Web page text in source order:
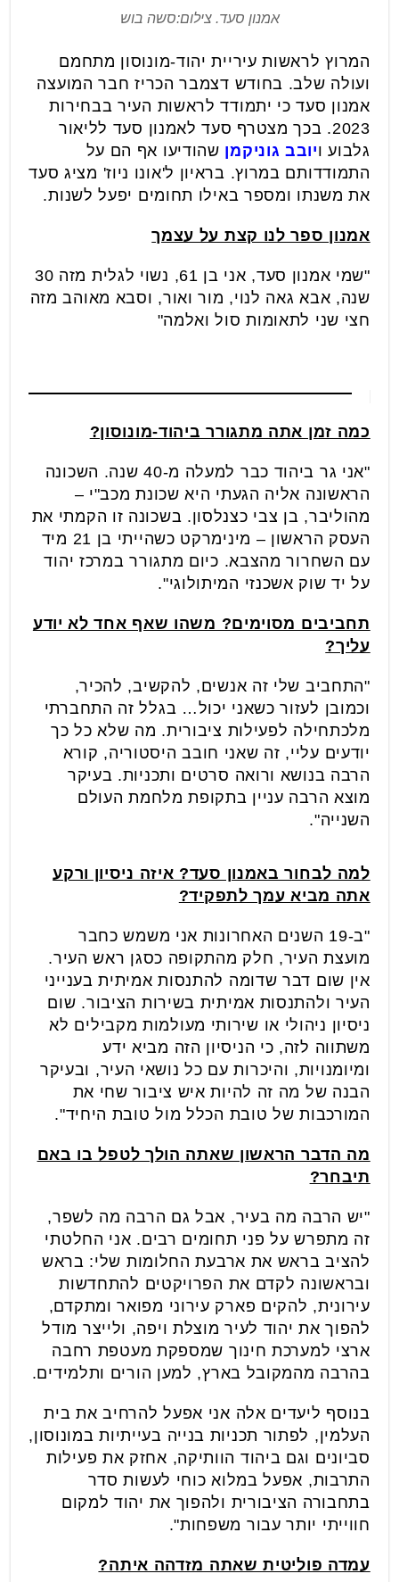
אמנון סעד. צילום:סשה בוש
המרוץ לראשות עיריית יהוד-מונוסון מתחמם
ועולה שלב. בחודש דצמבר הכריז חבר המועצה
אמנון סעד כי יתמודד לראשות העיר בבחירות
2023. בכך מצטרף סעד לאמנון סעד לליאור
גלבוע ויובב גוניקמן שהודיעו אף הם על
התמודדותם במרוץ. בראיון ל'אונו ניוז' מציג סעד
את משנתו ומספר באילו תחומים יפעל לשנות.
אמנון ספר לנו קצת על עצמך
"שמי אמנון סעד, אני בן 61, נשוי לגלית מזה 30
שנה, אבא גאה לנוי, מור ואור, וסבא מאוהב מזה
חצי שני לתאומות סול ואלמה"
כמה זמן אתה מתגורר ביהוד-מונוסון?
"אני גר ביהוד כבר למעלה מ-40 שנה. השכונה
הראשונה אליה הגעתי היא שכונת מכב"י –
מהוליבר, בן צבי כצנלסון. בשכונה זו הקמתי את
העסק הראשון – מינימרקט כשהייתי בן 21 מיד
עם השחרור מהצבא. כיום מתגורר במרכז יהוד
על יד שוק אשכנזי המיתולוגי".
תחביבים מסוימים? משהו שאף אחד לא יודע
עליך?
"התחביב שלי זה אנשים, להקשיב, להכיר,
וכמובן לעזור כשאני יכול… בגלל זה התחברתי
מלכתחילה לפעילות ציבורית. מה שלא כל כך
יודעים עליי, זה שאני חובב היסטוריה, קורא
הרבה בנושא ורואה סרטים ותכניות. בעיקר
מוצא הרבה עניין בתקופת מלחמת העולם
השנייה".
למה לבחור באמנון סעד? איזה ניסיון ורקע
אתה מביא עמך לתפקיד?
"ב-19 השנים האחרונות אני משמש כחבר
מועצת העיר, חלק מהתקופה כסגן ראש העיר.
אין שום דבר שדומה להתנסות אמיתית בענייני
העיר ולהתנסות אמיתית בשירות הציבור. שום
ניסיון ניהולי או שירותי מעולמות מקבילים לא
משתווה לזה, כי הניסיון הזה מביא ידע
ומיומנויות, והיכרות עם כל נושאי העיר, ובעיקר
הבנה של מה זה להיות איש ציבור שחי את
המורכבות של טובת הכלל מול טובת היחיד".
מה הדבר הראשון שאתה הולך לטפל בו באם
תיבחר?
"יש הרבה מה בעיר, אבל גם הרבה מה לשפר,
זה מתפרש על פני תחומים רבים. אני החלטתי
להציב בראש את ארבעת החלומות שלי: בראש
ובראשונה לקדם את הפרויקטים להתחדשות
עירונית, להקים פארק עירוני מפואר ומתקדם,
להפוך את יהוד לעיר מוצלת ויפה, ולייצר מודל
ארצי למערכת חינוך שמספקת מעטפת רחבה
בהרבה מהמקובל בארץ, למען הורים ותלמידים.
בנוסף ליעדים אלה אני אפעל להרחיב את בית
העלמין, לפתור תכניות בנייה בעייתיות במונוסון,
סביונים וגם ביהוד הוותיקה, אחזק את פעילות
התרבות, אפעל במלוא כוחי לעשות סדר
בתחבורה הציבורית ולהפוך את יהוד למקום
חווייתי יותר עבור משפחות".
עמדה פוליטית שאתה מזדהה איתה?